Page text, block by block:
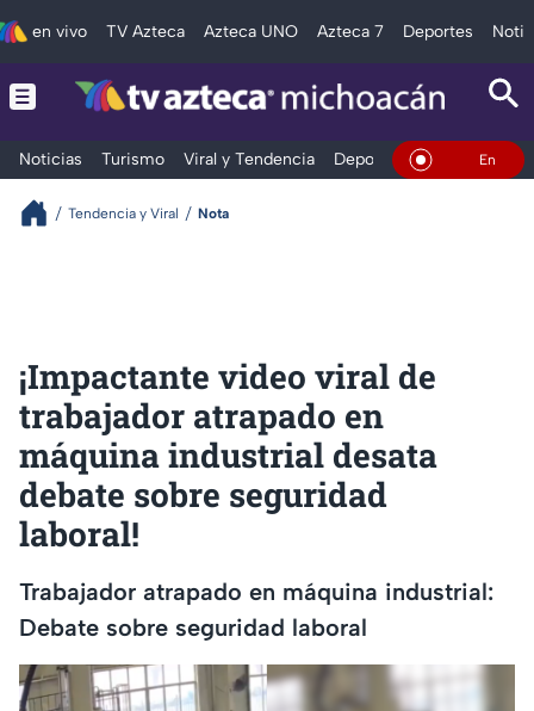
en vivo TV Azteca Azteca UNO Azteca 7 Deportes
Noticias Turismo Viral y Tendencia Deportes Espectáculos
En Vivo
Tendencia y Viral Nota
¡Impactante video viral de
trabajador atrapado en
máquina industrial desata
debate sobre seguridad
laboral!
Trabajador atrapado en máquina industrial:
Debate sobre seguridad laboral